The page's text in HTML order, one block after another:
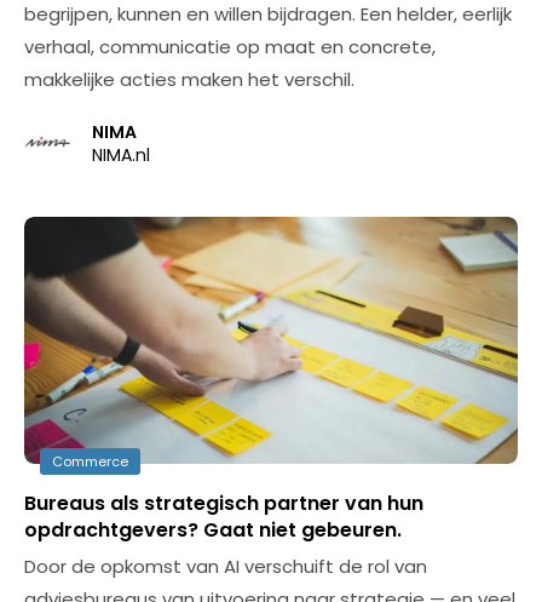
begrijpen, kunnen en willen bijdragen. Een helder, eerlijk
verhaal, communicatie op maat en concrete,
makkelijke acties maken het verschil.
NIMA
NIMA.nl
Commerce
Bureaus als strategisch partner van hun
opdrachtgevers? Gaat niet gebeuren.
Door de opkomst van AI verschuift de rol van